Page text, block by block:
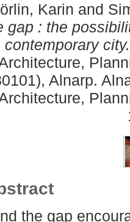
Karin and
gap : the
contemporary city.
Alnarp.
the gap